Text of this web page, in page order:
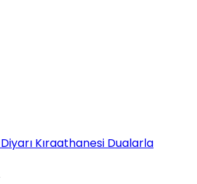
Kıraathanesi Dualarla